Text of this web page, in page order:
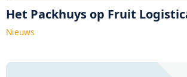
Het Packhuys op Fruit
Nieuws